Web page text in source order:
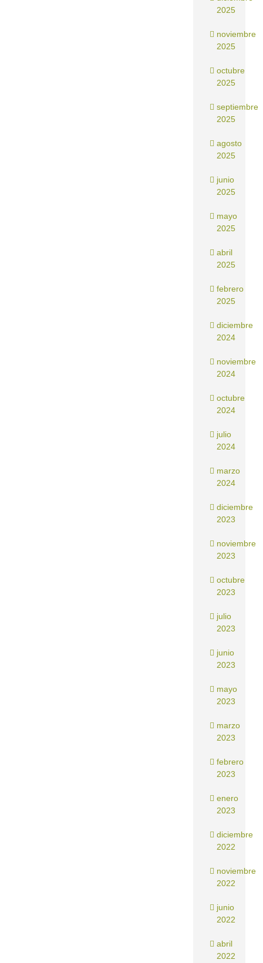
2025
noviembre
2025
octubre
2025
septiembre
2025
agosto
2025
junio
2025
mayo
2025
abril
2025
febrero
2025
diciembre
2024
noviembre
2024
octubre
2024
julio
2024
marzo
2024
diciembre
2023
noviembre
2023
octubre
2023
julio
2023
junio
2023
mayo
2023
marzo
2023
febrero
2023
enero
2023
diciembre
2022
noviembre
2022
junio
2022
abril
2022